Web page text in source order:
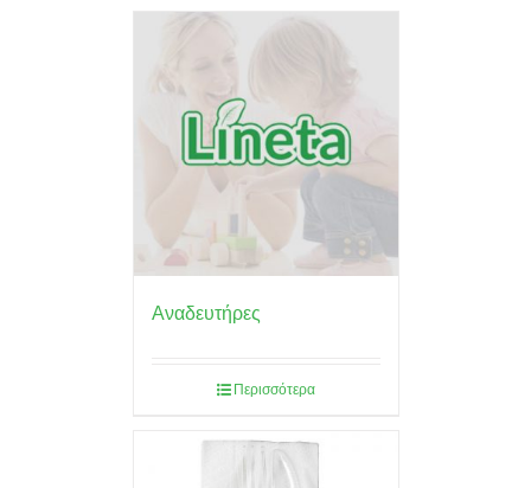
Αναδευτήρες
Περισσότερα